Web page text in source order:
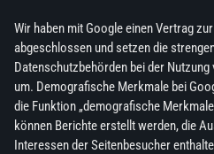
Wir haben mit Google einen Vertrag
abgeschlossen und setzen die
Datenschutzbehörden bei der
um. Demografische Merkmale bei
die Funktion „demografische
können Berichte erstellt werden, die
Interessen der Seitenbesucher